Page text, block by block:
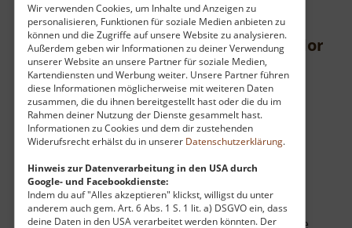
Wir verwenden Cookies, um Inhalte und Anzeigen zu
personalisieren, Funktionen für soziale Medien anbieten zu
können und die Zugriffe auf unsere Website zu analysieren.
Außerdem geben wir Informationen zu deiner Verwendung
unserer Website an unsere Partner für soziale Medien,
Kartendiensten und Werbung weiter. Unsere Partner führen
diese Informationen möglicherweise mit weiteren Daten
zusammen, die du ihnen bereitgestellt hast oder die du im
Rahmen deiner Nutzung der Dienste gesammelt hast.
Informationen zu Cookies und dem dir zustehenden
Widerufsrecht erhälst du in unserer Datenschutzerklärung.
Hinweis zur Datenverarbeitung in den USA durch
Google- und Facebookdienste:
Indem du auf "Alles akzeptieren" klickst, willigst du unter
anderem auch gem. Art. 6 Abs. 1 S. 1 lit. a) DSGVO ein, dass
deine Daten in den USA verarbeitet werden könnten. Der
Teufelsnase bei Krumhermersdorf
Mittleres Erzgebirge
aktuell vom 23.07.2024 / Zugriffe: 4494
18 km vom aktuellen Standort
Am äußersten unteren Zipfel von
Krumhermersdorf ragt ein Felszacken über die